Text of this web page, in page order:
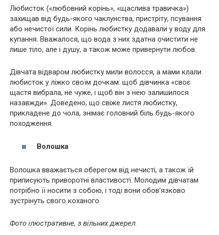
Любисток («любовний корінь», «щаслива травичка»)
захищав від будь-якого чаклунства, пристріту, псування
або нечистої сили. Корінь любистку додавали у воду для
купання. Вважалося, що вода з них здатна очистити не
лише тіло, але і душу, а також може привернути любов.
Дівчата відваром любистку мили волосся, а мами клали
любисток у ліжко своїм дочкам: щоб дівчинка «своє
щастя вибрала, не чуже, і щоб він з нею залишилося
назавжди». Доведено, що свіже листя любистку,
прикладене до чола, знімає головний біль будь-якого
походження.
Волошка
Волошка вважається оберегом від нечисті, а також їй
приписують приворотні властивості. Молодим дівчатам
потрібно її носити з собою, і тоді вони обов’язково
зустрінуть свого коханого.
Фото ілюстративне, з вільних джерел.